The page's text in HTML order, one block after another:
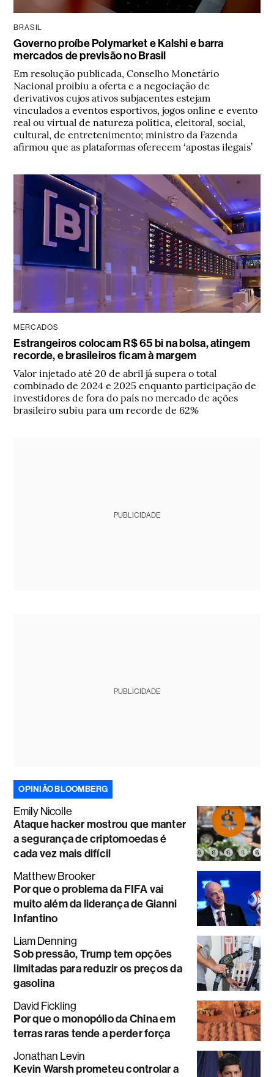
BRASIL
Governo proíbe Polymarket e Kalshi e barra
mercados de previsão no Brasil
Em resolução publicada, Conselho Monetário
Nacional proibiu a oferta e a negociação de
derivativos cujos ativos subjacentes estejam
vinculados a eventos esportivos, jogos online e evento
real ou virtual de natureza política, eleitoral, social,
cultural, de entretenimento; ministro da Fazenda
afirmou que as plataformas oferecem ‘apostas ilegais’
MERCADOS
Estrangeiros colocam R$ 65 bi na bolsa, atingem
recorde, e brasileiros ficam à margem
Valor injetado até 20 de abril já supera o total
combinado de 2024 e 2025 enquanto participação de
investidores de fora do país no mercado de ações
brasileiro subiu para um recorde de 62%
PUBLICIDADE
PUBLICIDADE
OPINIÃO BLOOMBERG
Emily Nicolle
Ataque hacker mostrou que manter
a segurança de criptomoedas é
cada vez mais difícil
Matthew Brooker
Por que o problema da FIFA vai
muito além da liderança de Gianni
Infantino
Liam Denning
Sob pressão, Trump tem opções
limitadas para reduzir os preços da
gasolina
David Fickling
Por que o monopólio da China em
terras raras tende a perder força
Jonathan Levin
Kevin Warsh prometeu controlar a